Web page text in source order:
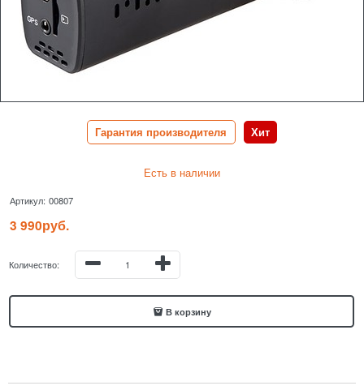
Гарантия производителя Хит
Есть в наличии
Артикул: 00807
3 990руб.
Количество:
В корзину